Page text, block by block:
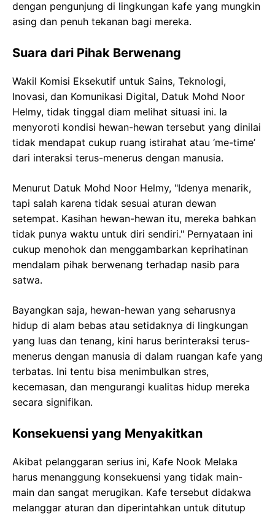
dengan pengunjung di lingkungan kafe yang mungkin
asing dan penuh tekanan bagi mereka.
Suara dari Pihak Berwenang
Wakil Komisi Eksekutif untuk Sains, Teknologi,
Inovasi, dan Komunikasi Digital, Datuk Mohd Noor
Helmy, tidak tinggal diam melihat situasi ini. Ia
menyoroti kondisi hewan-hewan tersebut yang dinilai
tidak mendapat cukup ruang istirahat atau ‘me-time’
dari interaksi terus-menerus dengan manusia.
Menurut Datuk Mohd Noor Helmy, "Idenya menarik,
tapi salah karena tidak sesuai aturan dewan
setempat. Kasihan hewan-hewan itu, mereka bahkan
tidak punya waktu untuk diri sendiri." Pernyataan ini
cukup menohok dan menggambarkan keprihatinan
mendalam pihak berwenang terhadap nasib para
satwa.
Bayangkan saja, hewan-hewan yang seharusnya
hidup di alam bebas atau setidaknya di lingkungan
yang luas dan tenang, kini harus berinteraksi terus-
menerus dengan manusia di dalam ruangan kafe yang
terbatas. Ini tentu bisa menimbulkan stres,
kecemasan, dan mengurangi kualitas hidup mereka
secara signifikan.
Konsekuensi yang Menyakitkan
Akibat pelanggaran serius ini, Kafe Nook Melaka
harus menanggung konsekuensi yang tidak main-
main dan sangat merugikan. Kafe tersebut didakwa
melanggar aturan dan diperintahkan untuk ditutup